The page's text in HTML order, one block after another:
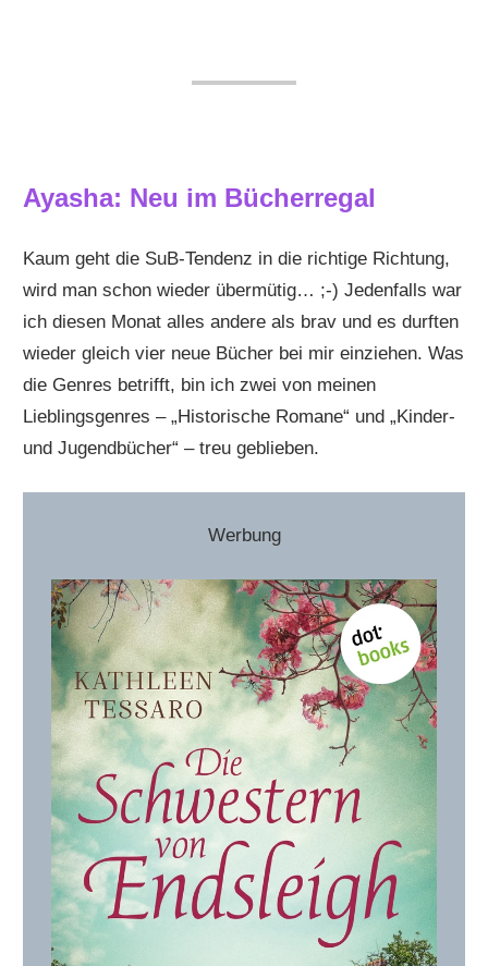
Ayasha: Neu im Bücherregal
Kaum geht die SuB-Tendenz in die richtige Richtung,
wird man schon wieder übermütig… ;-) Jedenfalls war
ich diesen Monat alles andere als brav und es durften
wieder gleich vier neue Bücher bei mir einziehen. Was
die Genres betrifft, bin ich zwei von meinen
Lieblingsgenres – „Historische Romane“ und „Kinder-
und Jugendbücher“ – treu geblieben.
Werbung